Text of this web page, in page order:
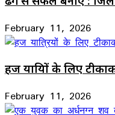
February 11, 2026
हज यात्रियों के लिए
February 11, 2026